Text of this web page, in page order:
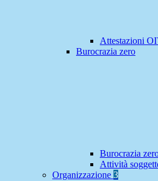
Attestazioni
Burocrazia zero
Burocrazia
Attività
Organizzazione 3